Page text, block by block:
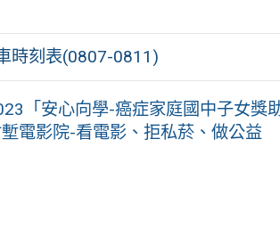
時刻表(0807-0811)
「安心向學-癌症家庭國中子女獎
電影院-看電影、拒私菸、做公益